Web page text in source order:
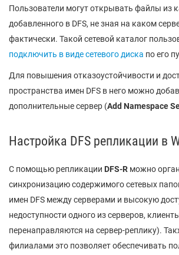
Пользователи могут открывать файлы из
добавленного в DFS, не зная на каком
фактически. Такой сетевой каталог
подключить в виде сетевого диска по его
Для повышения отказоустойчивости и
пространства имен DFS в него можно
дополнительные сервер (Add Namespace
Настройка DFS репликации в
С помощью репликации DFS-R можно
синхронизацию содержимого сетевых
имен DFS между серверами и высокую
недоступности одного из серверов,
перенаправляются на сервер-реплику).
филиалами это позволяет обеспечивать